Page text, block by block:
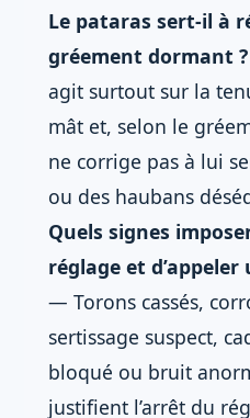
Le pataras sert-il à
gréement dormant ?
agit surtout sur la
mât et, selon le
ne corrige pas à lui
ou des haubans
Quels signes
réglage et
— Torons cassés,
sertissage suspect,
bloqué ou bruit
justifient l’arrêt du